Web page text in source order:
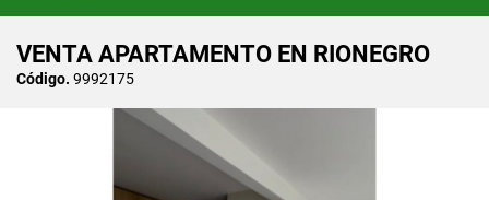
VENTA APARTAMENTO EN RIONEGRO
Código. 9992175